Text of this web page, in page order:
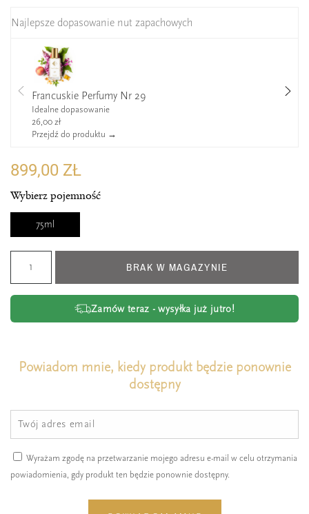
Najlepsze dopasowanie nut zapachowych
Francuskie Perfumy Nr 29
Idealne dopasowanie
26,00 zł
Przejdź do produktu →
899,00 ZŁ
Wybierz pojemność
75ml
BRAK W MAGAZYNIE
Zamów teraz - wysyłka już jutro!
Powiadom mnie, kiedy produkt będzie ponownie
dostępny
Wyrażam zgodę na przetwarzanie mojego adresu e-mail w celu otrzymania
powiadomienia, gdy produkt ten będzie ponownie dostępny.